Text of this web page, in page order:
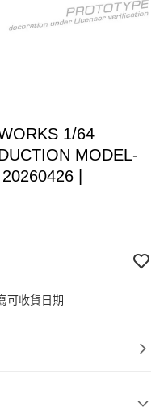
1/64
MODEL-
|
可收貨日期